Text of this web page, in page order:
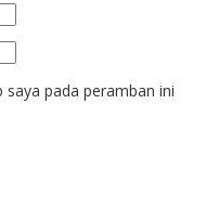
pada peramban ini